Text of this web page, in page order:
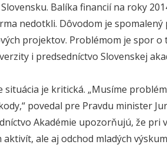
Balíka financií na roky
nedotkli. Dôvodom je spomalený
projektov. Problémom je spor o
i predsedníctvo Slovenskej
je kritická. „Musíme
povedal pre Pravdu minister
Akadémie upozorňujú, že pri
ale aj odchod mladých